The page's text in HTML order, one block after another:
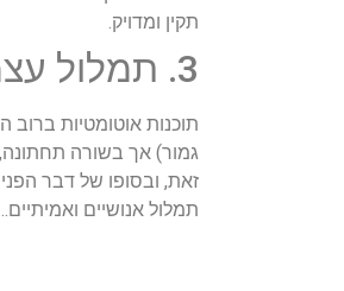
תקין ומדויק.
3. תמלול עצמאי לא מוצלח = זמן = כסף
תוכנות אוטומטיות
גמור) אך בשורה
זאת, ובסופו של דבר
תמלול אנושיים